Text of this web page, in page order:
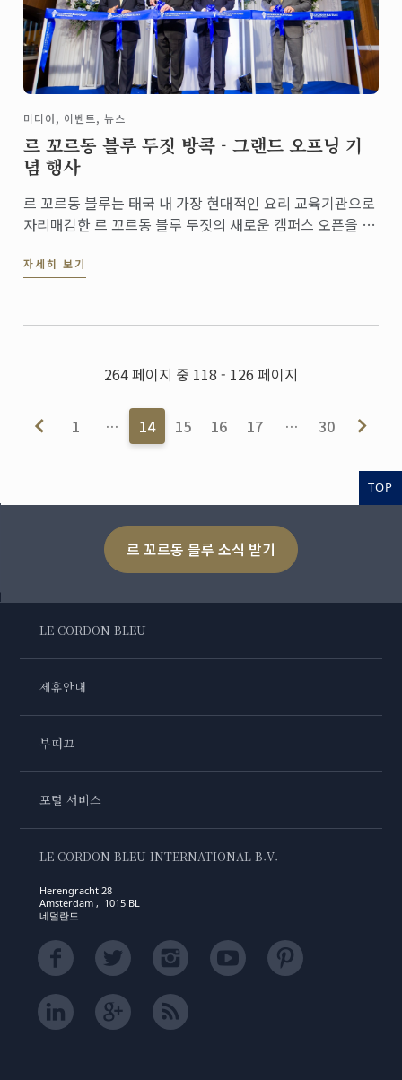
미디어, 이벤트, 뉴스
르 꼬르동 블루 두짓 방콕 - 그랜드 오프닝 기
념 행사
르 꼬르동 블루는 태국 내 가장 현대적인 요리 교육기관으로
자리매김한 르 꼬르동 블루 두짓의 새로운 캠퍼스 오픈을 기
자세히 보기
264 페이지 중 118 - 126 페이지
1 … 14 15 16 17 … 30
TOP
르 꼬르동 블루 소식 받기
LE CORDON BLEU
제휴안내
부띠끄
포털 서비스
LE CORDON BLEU INTERNATIONAL B.V.
Herengracht 28
Amsterdam , 1015 BL
네덜란드